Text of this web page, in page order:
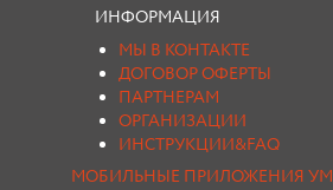
ИНФОРМАЦИЯ
МЫ В КОНТАКТЕ
ДОГОВОР ОФЕРТЫ
ПАРТНЕРАМ
ОРГАНИЗАЦИИ
ИНСТРУКЦИИ&FAQ
МОБИЛЬНЫЕ ПРИЛОЖЕНИЯ